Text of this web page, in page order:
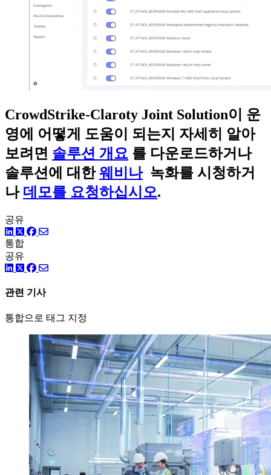
CrowdStrike-Claroty Joint Solution이 운
영에 어떻게 도움이 되는지 자세히 알아
보려면 솔루션 개요 를 다운로드하거나
솔루션에 대한웨비나녹화를 시청하거
나 데모를 요청하십시오.
공유
링크드인
트위터페이스북
통합
공유
링크드인
트위터페이스북
관련 기사
통합으로 태그 지정